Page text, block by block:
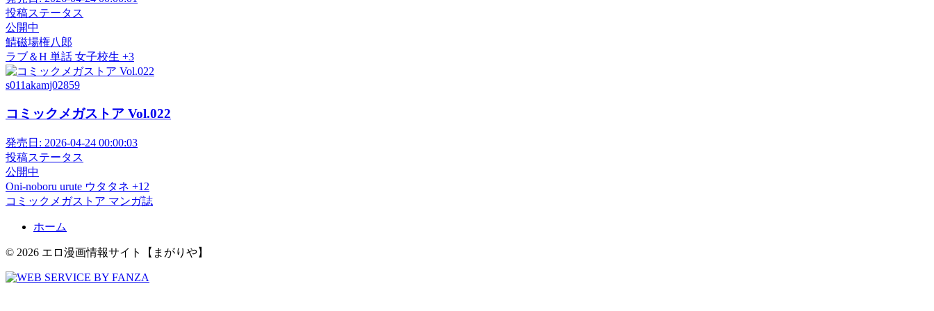
投稿ステータス
公開中
鯖磁場権八郎
ラブ＆H 単話 女子校生 +3
s011akamj02859
コミックメガストア Vol.022
発売日: 2026-04-24 00:00:03
投稿ステータス
公開中
Oni-noboru urute ウタタネ +12
コミックメガストア マンガ誌
ホーム
© 2026 エロ漫画情報サイト【まがりや】